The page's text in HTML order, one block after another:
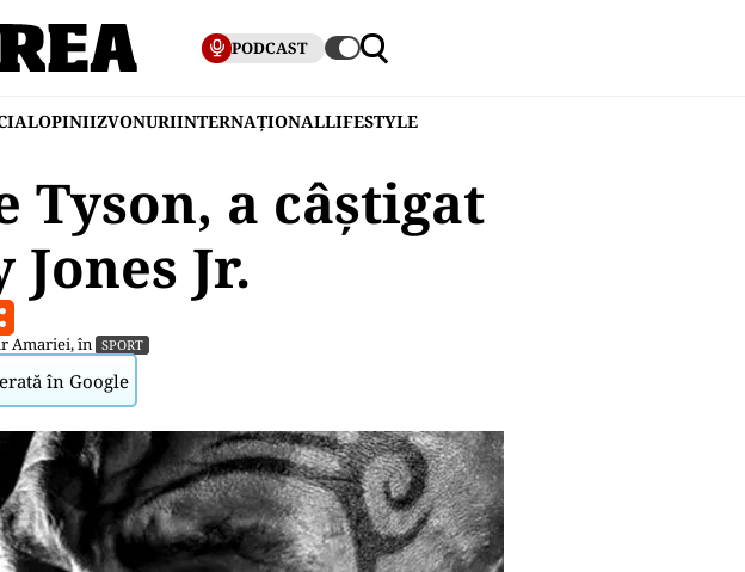
PODCAST
OPINIIZVONURIINTERNAȚIONALLIFESTYLE
Tyson, a câștigat
Jr.
Amariei, în SPORT
în Google